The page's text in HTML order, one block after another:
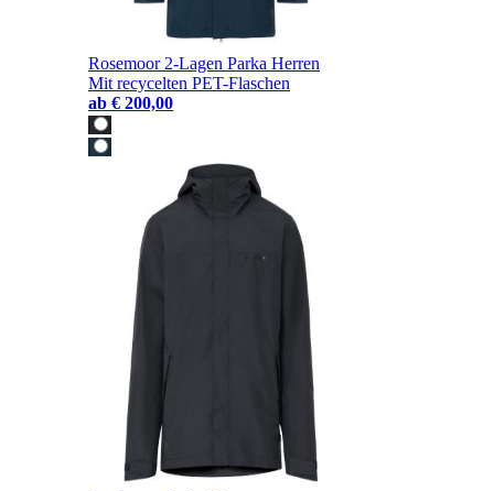
Rosemoor 2-Lagen Parka Herren
Mit recycelten PET-Flaschen
ab € 200,00